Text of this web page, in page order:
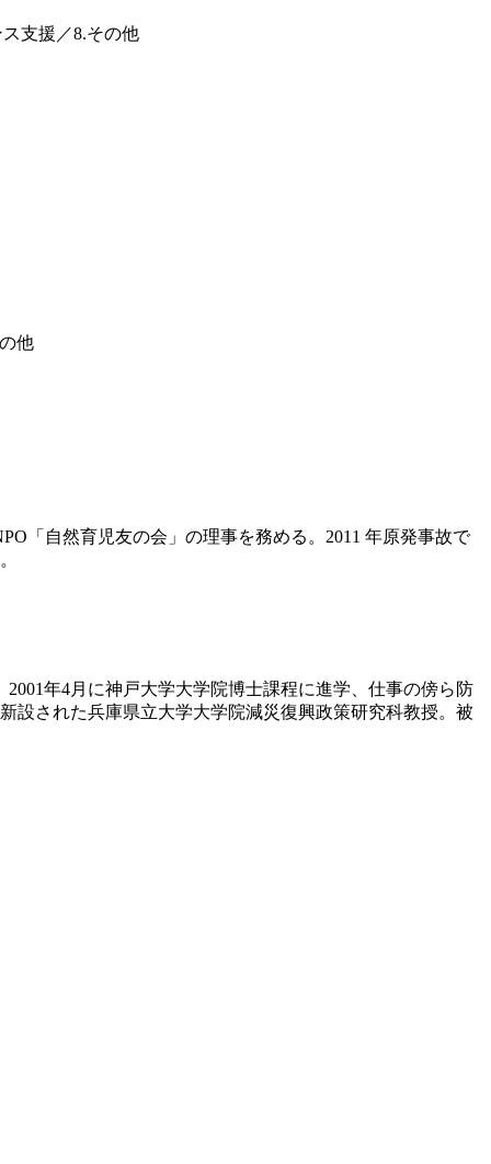
支援／8.その他
他
「自然育児友の会」の理事を務める。2011 年原発事故で
年4月に神戸大学大学院博士課程に進学、仕事の傍ら防
設された兵庫県立大学大学院減災復興政策研究科教授。被